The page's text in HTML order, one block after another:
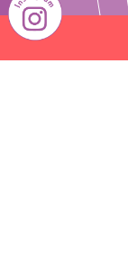
TOP NEWS